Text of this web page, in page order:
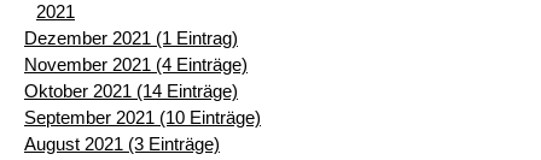
2021
Dezember 2021 (1 Eintrag)
November 2021 (4 Einträge)
Oktober 2021 (14 Einträge)
September 2021 (10 Einträge)
August 2021 (3 Einträge)